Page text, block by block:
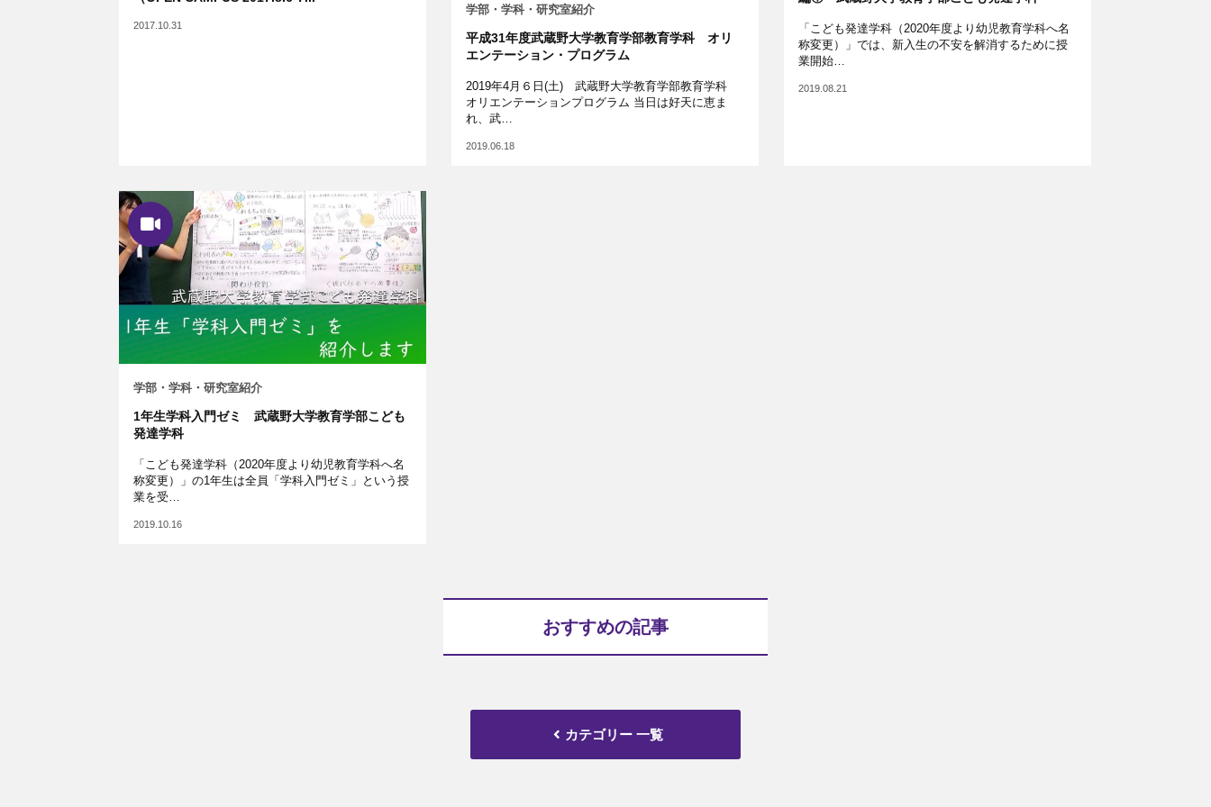
2017.10.31
学部・学科・研究室紹介
平成31年度武蔵野大学教育学部教育学科 オリ
エンテーション・プログラム
2019年4月６日(土) 武蔵野大学教育学部教育学科
オリエンテーションプログラム 当日は好天に恵ま
れ、武…
2019.06.18
「こども発達学科（2020年度より幼児教育学科へ名
称変更）」では、新入生の不安を解消するために授
業開始…
2019.08.21
学部・学科・研究室紹介
1年生学科入門ゼミ 武蔵野大学教育学部こども
発達学科
「こども発達学科（2020年度より幼児教育学科へ名
称変更）」の1年生は全員「学科入門ゼミ」という授
業を受…
2019.10.16
おすすめの記事
カテゴリー 一覧